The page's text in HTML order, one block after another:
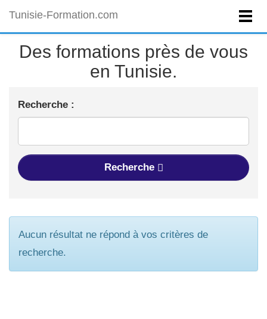
Tunisie-Formation.com
Des formations près de vous
en Tunisie.
Recherche :
Recherche
Aucun résultat ne répond à vos critères de
recherche.